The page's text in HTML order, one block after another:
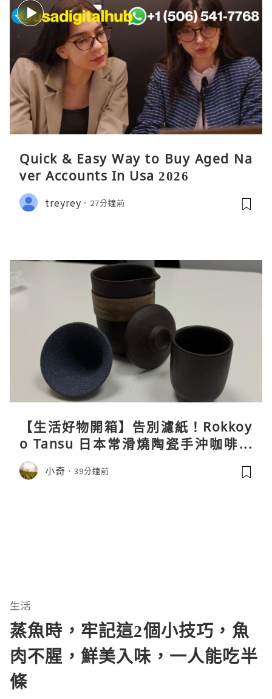
Quick & Easy Way to Buy Aged Na
ver Accounts In Usa 2026
treyrey 27分鐘前
【生活好物開箱】告別濾紙！Rokkoy
o Tansu 日本常滑燒陶瓷手沖咖啡組
親身試用＆真實評價
小奇 39分鐘前
生活
蒸魚時，牢記這2個小技巧，魚
肉不腥，鮮美入味，一人能吃半
條